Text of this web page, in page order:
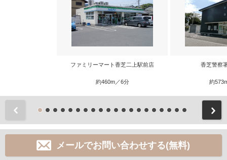
ファミリーマート香芝二上駅前店
約460m／6分
香芝警察
約
メールでお問い合わせする(無料)